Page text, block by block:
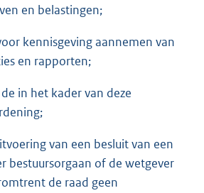
en belastingen;
kennisgeving aannemen van
en rapporten;
in het kader van deze
van een besluit van een
bestuursorgaan of de wetgever
de raad geen